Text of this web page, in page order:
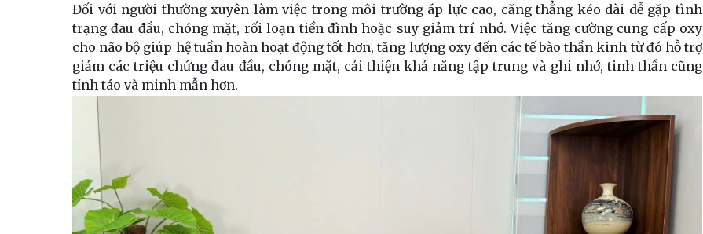
Đối với người thường xuyên làm việc trong môi trường áp lực cao, căng thẳng kéo dài dễ gặp tình
trạng đau đầu, chóng mặt, rối loạn tiền đình hoặc suy giảm trí nhớ. Việc tăng cường cung cấp oxy
cho não bộ giúp hệ tuần hoàn hoạt động tốt hơn, tăng lượng oxy đến các tế bào thần kinh từ đó hỗ trợ
giảm các triệu chứng đau đầu, chóng mặt, cải thiện khả năng tập trung và ghi nhớ, tinh thần cũng
tỉnh táo và minh mẫn hơn.